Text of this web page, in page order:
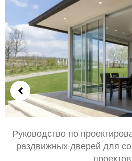
Выбор алюминиевых
гостиной: Комфорт, Стиль, и